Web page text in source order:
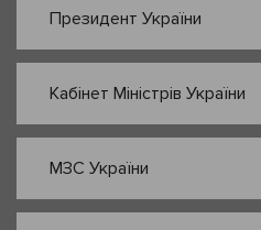
Президент України
Кабінет Міністрів України
МЗС України